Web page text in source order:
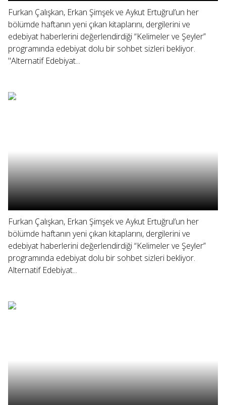
Furkan Çalışkan, Erkan Şimşek ve Aykut Ertuğrul’un her
bölümde haftanın yeni çıkan kitaplarını, dergilerini ve
edebiyat haberlerini değerlendirdiği “Kelimeler ve Şeyler”
programında edebiyat dolu bir sohbet sizleri bekliyor.
"Alternatif Edebiyat...
Furkan Çalışkan, Erkan Şimşek ve Aykut Ertuğrul’un her
bölümde haftanın yeni çıkan kitaplarını, dergilerini ve
edebiyat haberlerini değerlendirdiği “Kelimeler ve Şeyler”
programında edebiyat dolu bir sohbet sizleri bekliyor.
Alternatif Edebiyat...